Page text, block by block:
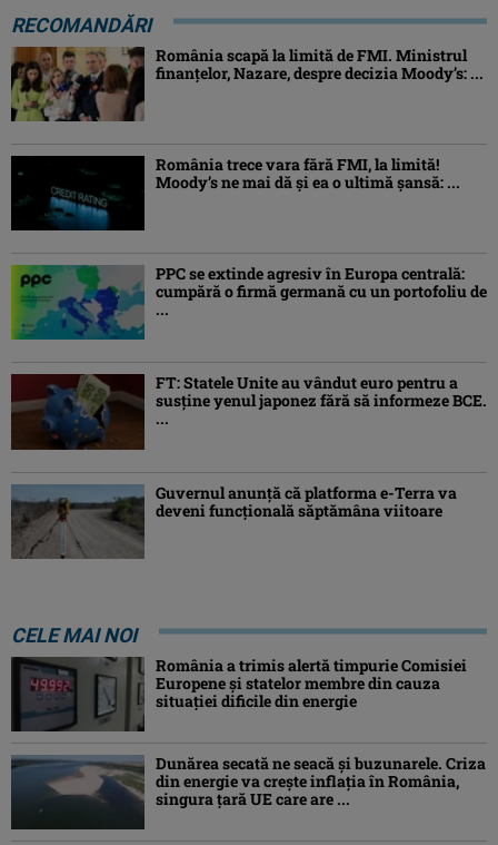
RECOMANDĂRI
România scapă la limită de FMI. Ministrul
finanțelor, Nazare, despre decizia Moody’s: ...
România trece vara fără FMI, la limită!
Moody’s ne mai dă și ea o ultimă șansă: ...
PPC se extinde agresiv în Europa centrală:
cumpără o firmă germană cu un portofoliu de
...
FT: Statele Unite au vândut euro pentru a
susține yenul japonez fără să informeze BCE.
...
Guvernul anunță că platforma e-Terra va
deveni funcţională săptămâna viitoare
CELE MAI NOI
România a trimis alertă timpurie Comisiei
Europene și statelor membre din cauza
situației dificile din energie
Dunărea secată ne seacă și buzunarele. Criza
din energie va crește inflația în România,
singura țară UE care are ...